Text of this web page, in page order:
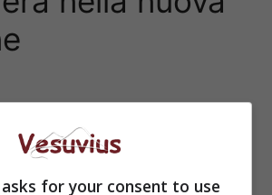
for your consent to use